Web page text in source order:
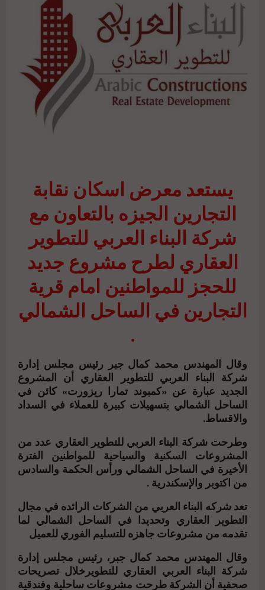
%d8%a7%d9%84%d8%b9%d9%82%d8%a7%d8%
b1%d9%8a-%d8%aa%d8%b7/" href="#">
يستعد معرض اسكان نقابة
التجارين الجيزه بالتعاون مع
شركة البناء العربي للتطوير
العقاري لطرح مشروع جديد
للحجز للمواطنين امام قرية
التجارين في الساحل الشمالي
.
وقال المهندس محمد كمال جبر رئيس مجلس إدارة
شركة البناء العربي للتطوير العقاري أن المشروع
الجديد عبارة عن «كمبوند تمارا ريزورت» كائن في
الساحل الشمالي بتسهيلات كبيرة للعملاء في السداد
والاقساط.
وطرحت شركة البناء العربي للتطوير العقاري عدد من
المشروعات السكنية والسياحية للمواطنين الفترة
الأخيرة في الساحل الشمالي ورأس الحكمة والسادس
من اكتوبر والإسكندرية .
تعد شركه البناء العربي من الشركات الرائده في مجال
التطوير العقاري وتحديدا في الساحل الشمالي لما
تقدمه من مشروعات جاهزه للتسليم الفوري للعميل
وقال المهندس محمد كمال جبر، رئيس مجلس إدارة
شركة البناء العربي العقاري للتطويرخلال تصريحات
صحفية أن الشركة طرحت مشروعات ساحلية وفندقية